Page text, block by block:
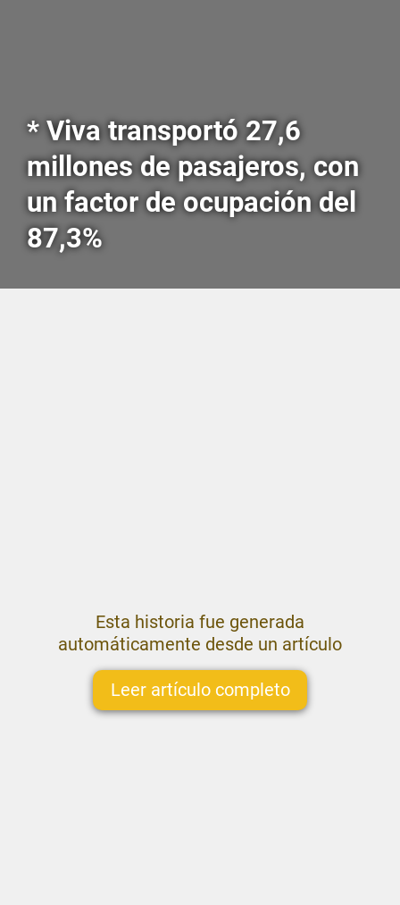
* Viva transportó 27,6
millones de pasajeros, con
un factor de ocupación del
87,3%
Esta historia fue generada
automáticamente desde un artículo
Leer artículo completo